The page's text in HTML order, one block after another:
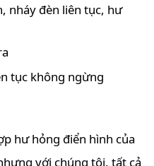
nháy đèn liên tục, hư
tục không ngừng
hư hỏng điển hình của
với chúng tôi, tất cả